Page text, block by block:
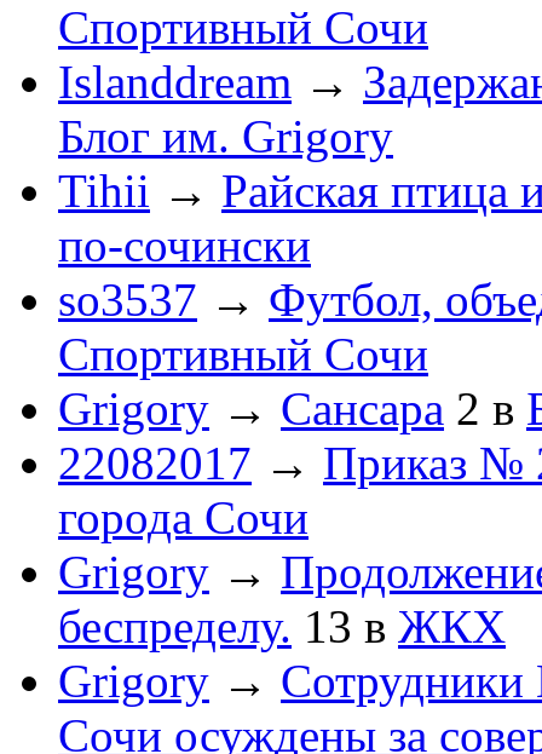
Спортивный Сочи
Islanddream →
Блог им. Grigory
Tihii → Райская птица
по-cочински
so3537 → Футбол,
Спортивный Сочи
Grigory → Сансара 2 в
22082017 → Приказ №
города Сочи
Grigory →
беспределу. 13 в ЖКХ
Grigory →
Сочи осуждены за